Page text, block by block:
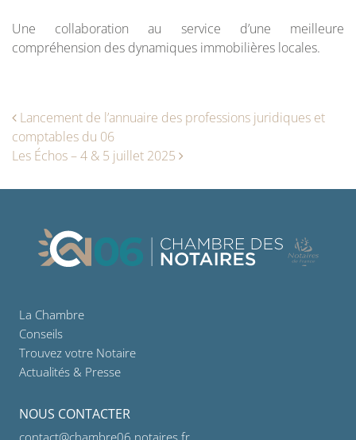
Une collaboration au service d’une meilleure
compréhension des dynamiques immobilières locales.
Navigation des articles
Lancement de l’annuaire des professions juridiques et
comptables du 06
Les Échos – 4 & 5 juillet 2025
La Chambre
Conseils
Trouvez votre Notaire
Actualités & Presse
NOUS CONTACTER